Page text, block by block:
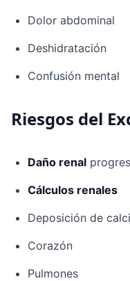
Dolor abdominal
Deshidratación
Confusión mental
Riesgos del
Daño renal
Cálculos renales
Deposición de
Corazón
Pulmones